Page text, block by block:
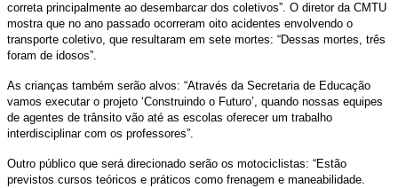
correta principalmente ao desembarcar dos coletivos”. O diretor da CMTU
mostra que no ano passado ocorreram oito acidentes envolvendo o
transporte coletivo, que resultaram em sete mortes: “Dessas mortes, três
foram de idosos”.
As crianças também serão alvos: “Através da Secretaria de Educação
vamos executar o projeto ‘Construindo o Futuro’, quando nossas equipes
de agentes de trânsito vão até as escolas oferecer um trabalho
interdisciplinar com os professores”.
Outro público que será direcionado serão os motociclistas: “Estão
previstos cursos teóricos e práticos como frenagem e maneabilidade.